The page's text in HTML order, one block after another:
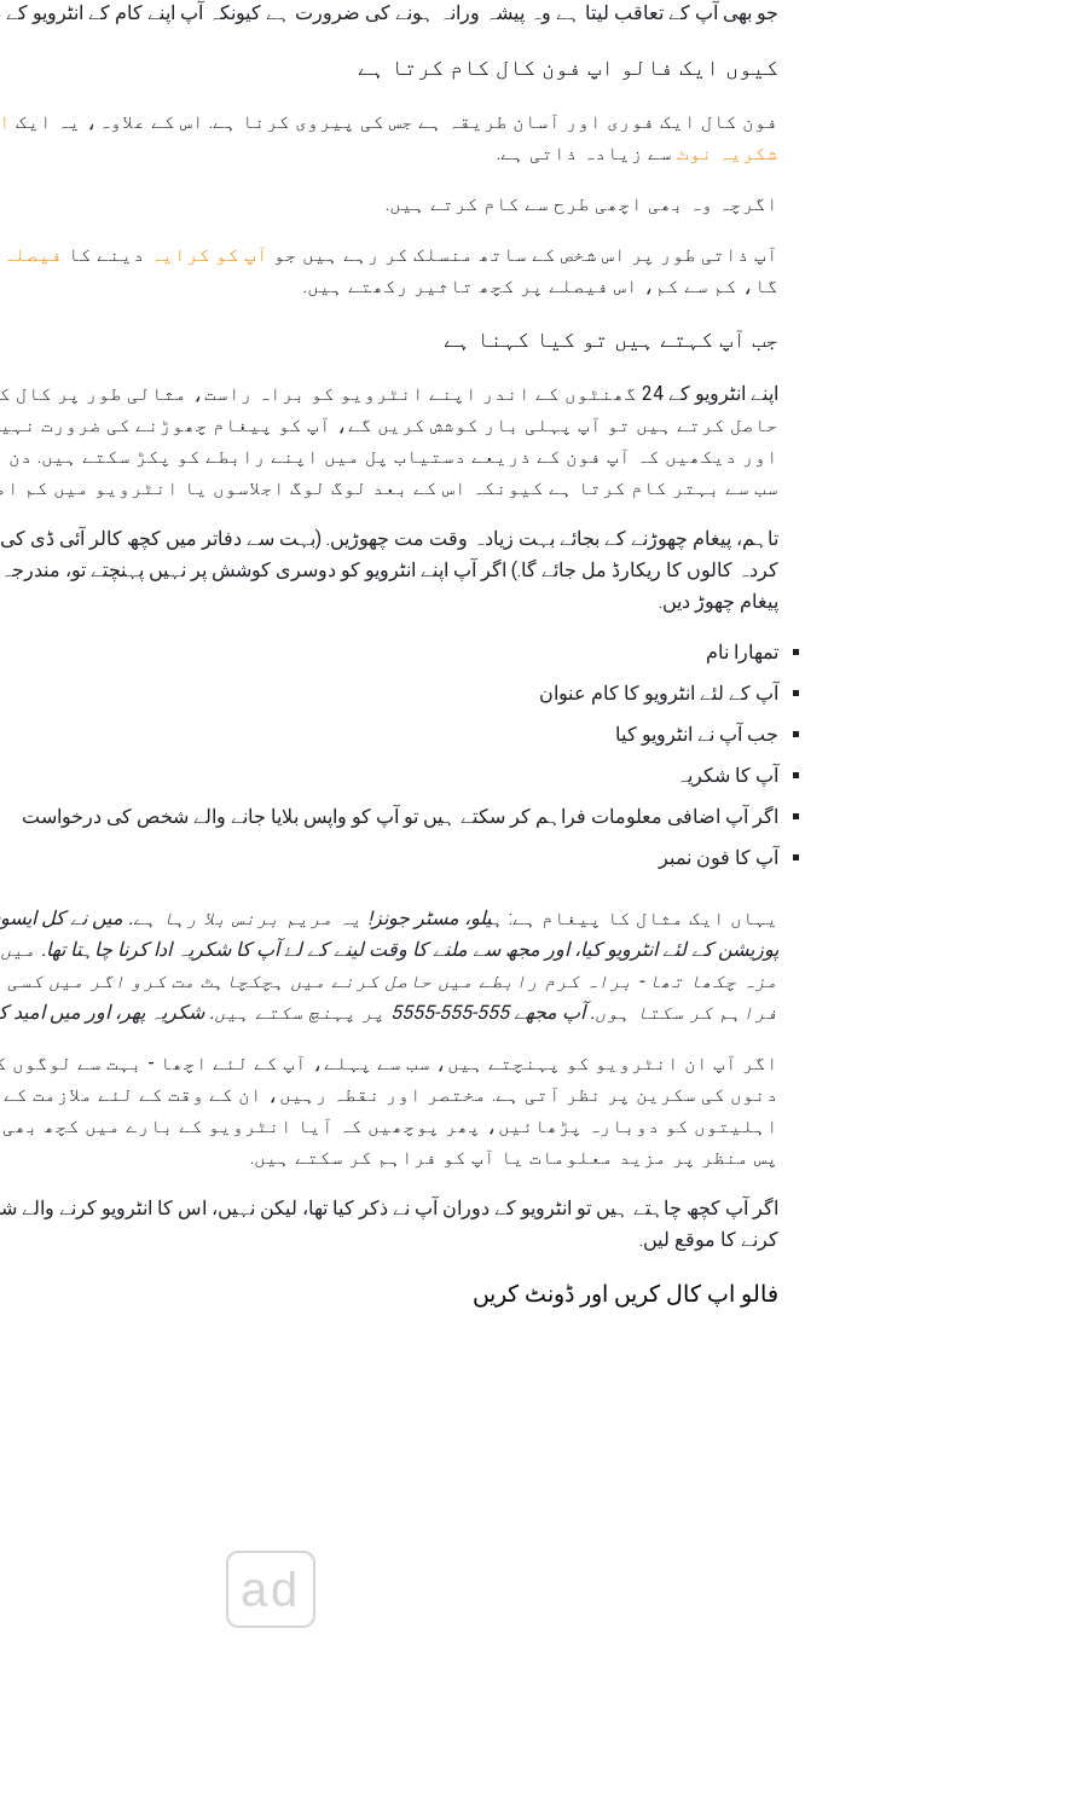
جو بھی آپ کے تعاقب لیتا ہے وہ پیشہ ورانہ ہونے کی ضرورت ہے کیونکہ آپ اپنے کام کے انٹرویو کے
کیوں ایک فالو اپ فون کال کام کرتا ہے
فون کال ایک فوری اور آسان طریقہ ہے جس کی پیروی کرنا ہے. اس کے علاوہ، یہ ایک
شکریہ نوٹ سے زیادہ ذاتی ہے.
اگرچہ وہ بھی اچھی طرح سے کام کرتے ہیں.
آپ ذاتی طور پر اس شخص کے ساتھ منسلک کر رہے ہیں جو آپ کو کرایہ دینے کا
گا، کم سے کم، اس فیصلے پر کچھ تاثیر رکھتے ہیں.
جب آپ کہتے ہیں تو کیا کہنا ہے
اپنے انٹرویو کے 24 گھنٹوں کے اندر اپنے انٹرویو کو براہ راست، مثالی طور پر
حاصل کرتے ہیں تو آپ پہلی بار کوشش کریں گے، آپ کو پیغام چھوڑنے کی ضرورت
اور دیکھیں کہ آپ فون کے ذریعے دستیاب پل میں اپنے رابطے کو پکڑ سکتے ہیں.
سب سے بہتر کام کرتا ہے کیونکہ اس کے بعد لوگ لوگ اجلاسوں یا انٹرویو میں کم
تاہم، پیغام چھوڑنے کے بجائے بہت زیادہ وقت مت چھوڑیں. (بہت سے دفاتر میں کچھ کالر آئی ڈی
کردہ کالوں کا ریکارڈ مل جائے گا.) اگر آپ اپنے انٹرویو کو دوسری کوشش پر نہیں پہنچتے تو،
پیغام چھوڑ دیں.
تمھارا نام
آپ کے لئے انٹرویو کا کام عنوان
جب آپ نے انٹرویو کیا
آپ کا شکریہ
اگر آپ اضافی معلومات فراہم کر سکتے ہیں تو آپ کو واپس بلایا جانے والے شخص کی درخواست
آپ کا فون نمبر
یہاں ایک مثال کا پیغام ہے: ہیلو، مسٹر جونز! یہ مریم برنس بلا رہا ہے. میں نے کل
پوزیشن کے لئے انٹرویو کیا، اور مجھ سے ملنے کا وقت لینے کے لۓ آپ کا شکریہ ادا کرنا چاہتا تھا.
مزہ چکھا تھا - براہ کرم رابطے میں حاصل کرنے میں ہچکچاہٹ مت کرو اگر میں
فراہم کر سکتا ہوں. آپ مجھے 555-555-5555 پر پہنچ سکتے ہیں. شکریہ پھر، اور میں
اگر آپ ان انٹرویو کو پہنچتے ہیں، سب سے پہلے، آپ کے لئے اچھا - بہت سے لوگوں
دنوں کی سکرین پر نظر آتی ہے. مختصر اور نقطہ رہیں، ان کے وقت کے لئے ملازمت
اہلیتوں کو دوبارہ پڑھائیں، پھر پوچھیں کہ آیا انٹرویو کے بارے میں کچھ
پس منظر پر مزید معلومات یا آپ کو فراہم کر سکتے ہیں.
اگر آپ کچھ چاہتے ہیں تو انٹرویو کے دوران آپ نے ذکر کیا تھا، لیکن نہیں، اس کا انٹرویو کرنے
کرنے کا موقع لیں.
فالو اپ کال کریں اور ڈونٹ کریں
ad